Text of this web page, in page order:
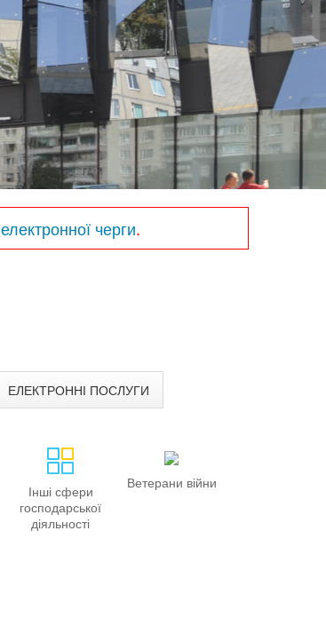
електронної черги.
ЕЛЕКТРОННІ ПОСЛУГИ
Інші сфери
господарської
діяльності
Ветерани війни